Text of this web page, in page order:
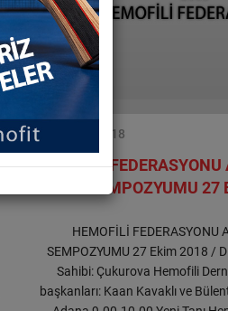
12.09.2018
HEMOFİLİ
SEMPOZYUMU
HEMOFİLİ FEDERASYONU
SEMPOZYUMU 27 Ekim 2018 /
Sahibi: Çukurova Hemofili
başkanları: Kaan Kavaklı ve